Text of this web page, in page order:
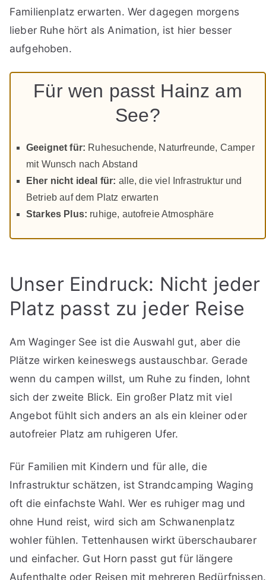
Familienplatz erwarten. Wer dagegen morgens
lieber Ruhe hört als Animation, ist hier besser
aufgehoben.
Für wen passt Hainz am
See?
Geeignet für: Ruhesuchende, Naturfreunde, Camper
mit Wunsch nach Abstand
Eher nicht ideal für: alle, die viel Infrastruktur und
Betrieb auf dem Platz erwarten
Starkes Plus: ruhige, autofreie Atmosphäre
Unser Eindruck: Nicht jeder
Platz passt zu jeder Reise
Am Waginger See ist die Auswahl gut, aber die
Plätze wirken keineswegs austauschbar. Gerade
wenn du campen willst, um Ruhe zu finden, lohnt
sich der zweite Blick. Ein großer Platz mit viel
Angebot fühlt sich anders an als ein kleiner oder
autofreier Platz am ruhigeren Ufer.
Für Familien mit Kindern und für alle, die
Infrastruktur schätzen, ist Strandcamping Waging
oft die einfachste Wahl. Wer es ruhiger mag und
ohne Hund reist, wird sich am Schwanenplatz
wohler fühlen. Tettenhausen wirkt überschaubarer
und einfacher. Gut Horn passt gut für längere
Aufenthalte oder Reisen mit mehreren Bedürfnissen.